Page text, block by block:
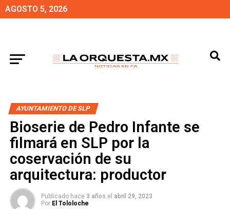
AGOSTO 5, 2026
AYUNTAMIENTO DE SLP
Bioserie de Pedro Infante se
filmará en SLP por la
coservación de su
arquitectura: productor
Publicado hace 3 años el abril 29, 2023
Por El Tololoche